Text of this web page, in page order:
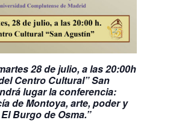
28 de julio, a las 20:00h
Centro Cultural” San
lugar la conferencia:
de Montoya, arte, poder y
Burgo de Osma.”